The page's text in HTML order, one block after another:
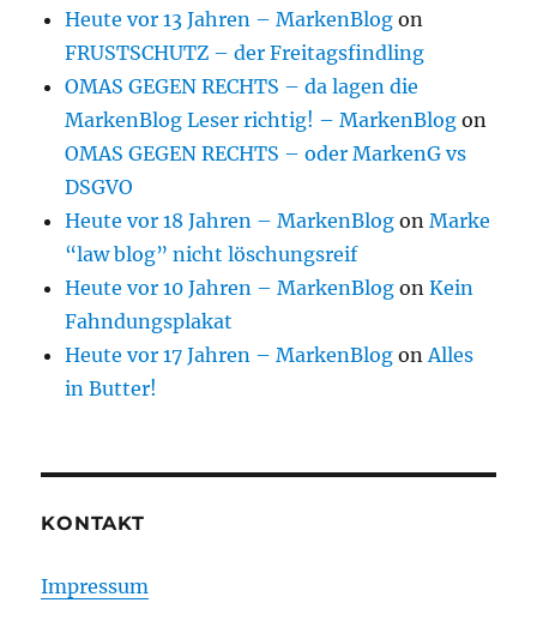
Heute vor 13 Jahren – MarkenBlog on
FRUSTSCHUTZ – der Freitagsfindling
OMAS GEGEN RECHTS – da lagen die
MarkenBlog Leser richtig! – MarkenBlog on
OMAS GEGEN RECHTS – oder MarkenG vs
DSGVO
Heute vor 18 Jahren – MarkenBlog onMarke
“law blog” nicht löschungsreif
Heute vor 10 Jahren – MarkenBlog onKein
Fahndungsplakat
Heute vor 17 Jahren – MarkenBlog onAlles
in Butter!
KONTAKT
Impressum